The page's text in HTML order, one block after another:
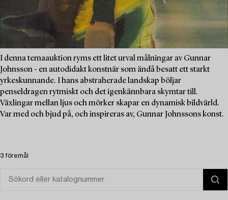
I denna temaauktion ryms ett litet urval målningar av Gunnar
Johnsson - en autodidakt konstnär som ändå besatt ett starkt
yrkeskunnande. I hans abstraherade landskap böljar
penseldragen rytmiskt och det igenkännbara skymtar till.
Växlingar mellan ljus och mörker skapar en dynamisk bildvärld.
Var med och bjud på, och inspireras av, Gunnar Johnssons konst.
3 föremål